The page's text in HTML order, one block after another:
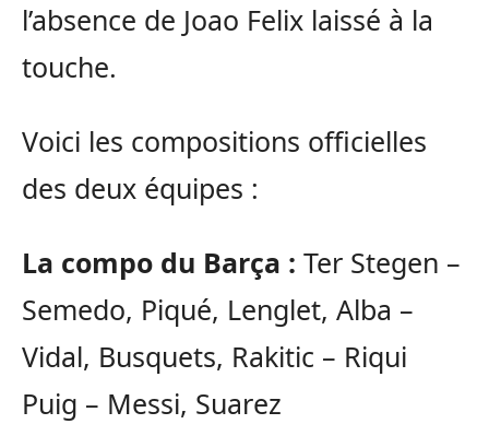
l’absence de Joao Felix laissé à la
touche.
Voici les compositions officielles
des deux équipes :
La compo du Barça : Ter Stegen –
Semedo, Piqué, Lenglet, Alba –
Vidal, Busquets, Rakitic – Riqui
Puig – Messi, Suarez